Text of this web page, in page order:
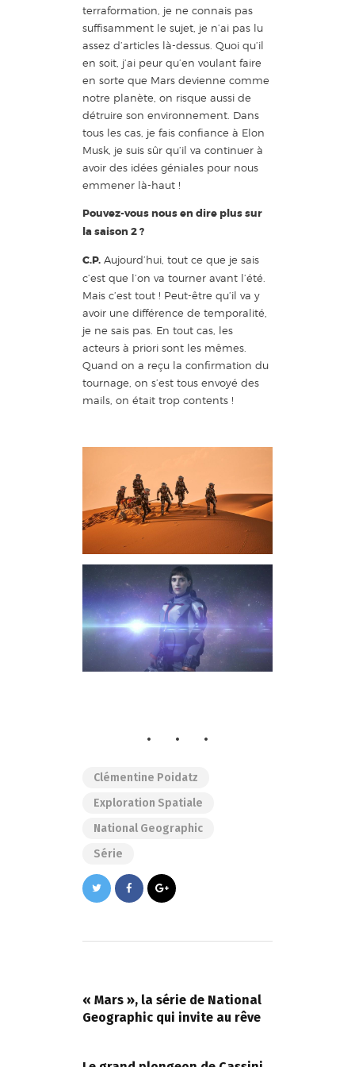
terraformation, je ne connais pas
suffisamment le sujet, je n’ai pas lu
assez d’articles là-dessus. Quoi qu’il
en soit, j’ai peur qu’en voulant faire
en sorte que Mars devienne comme
notre planète, on risque aussi de
détruire son environnement. Dans
tous les cas, je fais confiance à Elon
Musk, je suis sûr qu’il va continuer à
avoir des idées géniales pour nous
emmener là-haut !
Pouvez-vous nous en dire plus sur
la saison 2 ?
C.P. Aujourd’hui, tout ce que je sais
c’est que l’on va tourner avant l’été.
Mais c’est tout ! Peut-être qu’il va y
avoir une différence de temporalité,
je ne sais pas. En tout cas, les
acteurs à priori sont les mêmes.
Quand on a reçu la confirmation du
tournage, on s’est tous envoyé des
mails, on était trop contents !
Clémentine Poidatz
Exploration Spatiale
National Geographic
Série
l’article
« Mars », la série de National
Geographic qui invite au rêve